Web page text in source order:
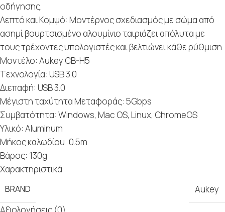
οδήγησης.
Λεπτό και Κομψό: Μοντέρνος σχεδιασμός με σώμα από
ασημί βουρτσισμένο αλουμίνιο ταιριάζει απόλυτα με
τους τρέχοντες υπολογιστές και βελτιώνει κάθε ρύθμιση.
Mοντέλο: Aukey CB-H5
Tεχνολογία: USB 3.0
Διεπαφή: USB 3.0
Μέγιστη ταχύτητα Μεταφοράς: 5Gbps
Συμβατότητα: Windows, Mac OS, Linux, ChromeOS
Υλικό: Aluminum
Μήκος καλωδίου: 0.5m
Βάρος: 130g
Χαρακτηριστικά
BRAND
Aukey